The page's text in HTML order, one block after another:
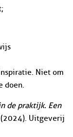
Niet om
doen.
de praktijk. Een
Uitgeverij